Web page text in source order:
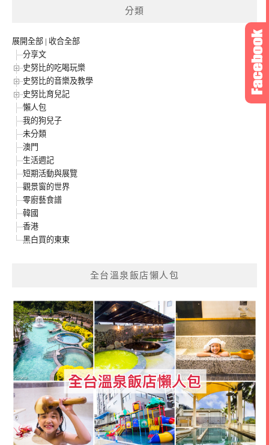
分類
展開全部 | 收合全部
分享文
史努比的吃喝玩樂
史努比的音樂及教學
史努比育兒記
懶人包
我的狗兒子
未分類
澳門
生活週記
短期活動與展覽
觀景窗的世界
零廚藝食譜
韓國
香港
黑白買的東東
全台溫泉飯店懶人包